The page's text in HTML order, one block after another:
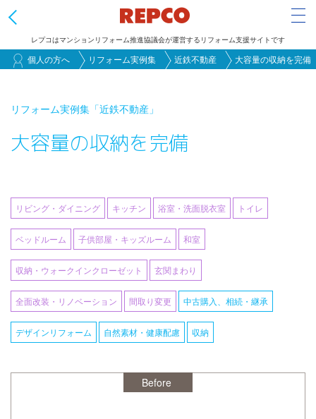
ツ
に
動
レプコはマンションリフォーム推進協議会が運営するリフォーム支援サイトです
個人の方へ リフォーム実例集 近鉄不動産 大容量の収納を完備
リフォーム実例集 「近鉄不動産」
大容量の収納を完備
中古購入、相続・継承
デザインリフォーム 自然素材・健康配慮 収納
リビング・ダイニング キッチン 浴室・洗面脱衣室 トイレ
ベッドルーム 子供部屋・キッズルーム 和室
収納・ウォークインクローゼット 玄関まわり
全面改装・リノベーション 間取り変更